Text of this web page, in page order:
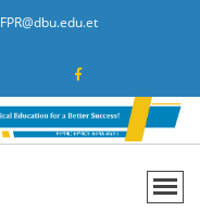
FPR@dbu.edu.et